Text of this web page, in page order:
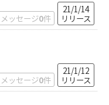
メッセージ0件
21/1/14
リリース
メッセージ0件
21/1/12
リリース